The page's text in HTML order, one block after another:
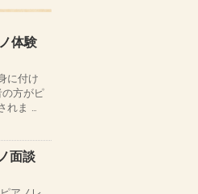
体験
に付け
方がピ
れま …
面談